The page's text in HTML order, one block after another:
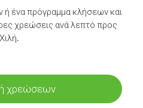
ένα πρόγραμμα κλήσεων και
χρεώσεις ανά λεπτό προς
Χιλή.
χρεώσεων